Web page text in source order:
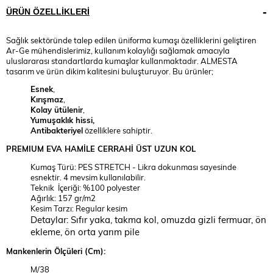
ÜRÜN ÖZELLIKLERI
Sağlık sektöründe talep edilen üniforma kumaşı özelliklerini geliştiren
Ar-Ge mühendislerimiz, kullanım kolaylığı sağlamak amacıyla
uluslararası standartlarda kumaşlar kullanmaktadır. ALMESTA
tasarım ve ürün dikim kalitesini buluşturuyor. Bu ürünler;
Esnek,
Kırışmaz,
Kolay ütülenir,
Yumuşaklık hissi,
Antibakteriyelözelliklere sahiptir.
PREMIUM EVA HAMİLE CERRAHİ ÜST UZUN KOL
Kumaş Türü: PES STRETCH - Likra dokunması sayesinde
esnektir. 4 mevsim kullanılabilir.
Teknik İçeriği: %100 polyester
Ağırlık: 157 gr/m2
Kesim Tarzı: Regular kesim
Detaylar: Sıfır yaka, takma kol, omuzda gizli fermuar, ön
ekleme, ön orta yarım pile
Mankenlerin Ölçüleri (Cm):
M/38